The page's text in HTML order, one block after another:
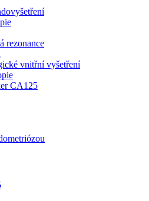
rezonance
vnitřní vyšetření
CA125